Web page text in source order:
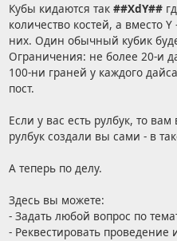
Кубы кидаются так ##XdY##
количество костей, а вместо
них. Один обычный кубик
Ограничения: не более 20-и
100-ни граней у каждого
пост.
Если у вас есть рулбук, то
рулбук создали вы сами - в
А теперь по делу.
Здесь вы можете:
- Задать любой вопрос по
- Реквестировать